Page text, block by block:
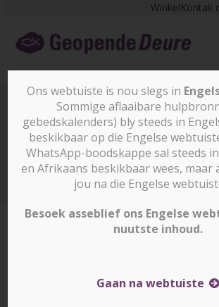
content
WinkelKontak
Prayer Points
Prayer Points 7 Augustus 2025
Ons webtuiste is nou slegs in
Sommige aflaaibare
gebedskalenders) bly steeds in
beskikbaar op die Engelse
WhatsApp-boodskappe sal steeds
en Afrikaans beskikbaar wees, maar
jou na die Engelse
Besoek asseblief ons Engelse
nuutste inhoud.
Gaan na webtuiste